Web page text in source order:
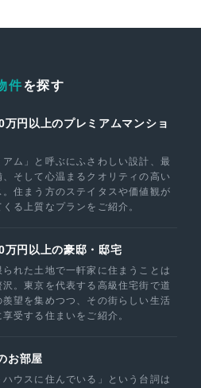
件を探す
万円以上のプレミアムマンショ
アム」と呼ぶにふさわしい設計、最
、そして心温まるクオリティの高い
。住まう方のステイタスや価値観が
る上質なプランをご紹介。
万円以上の豪邸・邸宅
られた土地で一軒家に住まうことは
沢。東京を代表する高級住宅街で道
羨望を集めつつ、その街らしい生活
受する住まいをご紹介。
お部屋
ハウスに住んでいる」という台詞は